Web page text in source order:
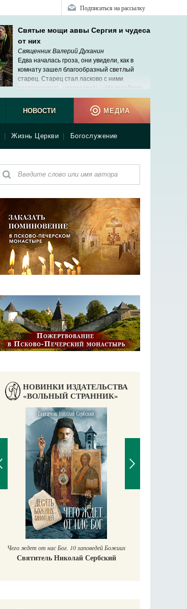
Подписаться на рассылку
Святые мощи аввы Сергия и чудеса
от них
Священник Валерий Духанин
Едва началась гроза, они увидели, как в
комнату зашел благообразный светлый
старец. Старец стал ласково с ними
разговаривать, успокаивать: «Не пугайтесь,
мама скоро придет».
Жизнь Церкви Богослужение
НОВОСТИ МЕДИА
НОВИНКИ ИЗДАТЕЛЬСТВА
«ВОЛЬНЫЙ СТРАННИК»
Чего ждет от нас Бог. 10 заповедей Божиих
Святитель Николай Сербский